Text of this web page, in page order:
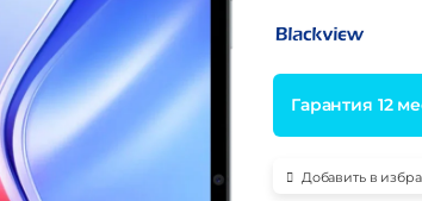
Гарантия 12
Добавить в